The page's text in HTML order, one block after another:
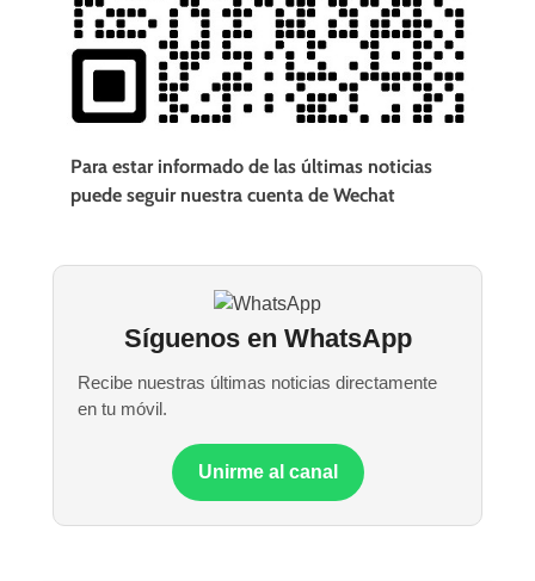
Para estar informado de las últimas noticias
puede seguir nuestra cuenta de Wechat
Síguenos en WhatsApp
Recibe nuestras últimas noticias directamente
en tu móvil.
Unirme al canal